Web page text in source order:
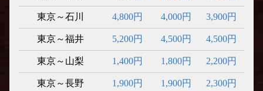
東京～石川 4,800円 4,000円 3,900円
東京～福井 5,200円 4,500円 4,500円
東京～山梨 1,400円 1,800円 2,200円
東京～長野 1,900円 1,900円 2,300円